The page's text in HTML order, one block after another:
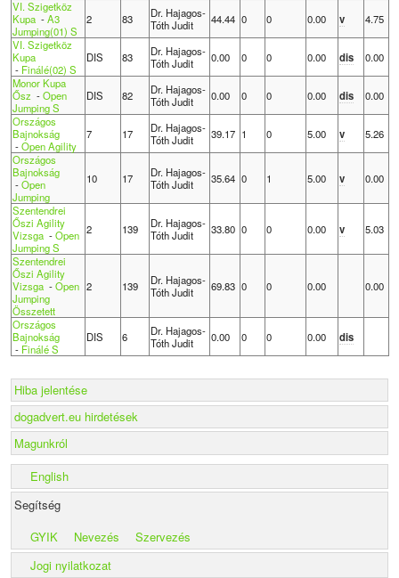
VI. Szigetköz
Kupa-A3
Jumping(01) S
2 83
Dr. Hajagos-
Tóth Judit
44.44 0 0 0.00 v
4.75
VI. Szigetköz
Kupa
- Finálé(02) S
DIS 83
Dr. Hajagos-
Tóth Judit
0.00 0 0 0.00 dis
0.00
Monor Kupa
Ősz-Open
Jumping S
DIS 82
Dr. Hajagos-
Tóth Judit
0.00 0 0 0.00 dis
0.00
Országos
Bajnokság
-Open Agility
7 17
Dr. Hajagos-
Tóth Judit
39.17 1 0 5.00 v
5.26
Országos
Bajnokság
-Open
Jumping
10 17
Dr. Hajagos-
Tóth Judit
35.64 0 1 5.00 v 0.00
Szentendrei
Őszi Agility
Vizsga-Open
Jumping S
2 139
Dr. Hajagos-
Tóth Judit
33.80 0 0 0.00 v 5.03
Szentendrei
Őszi Agility
Vizsga-Open
Jumping
Összetett
2 139
Dr. Hajagos-
Tóth Judit
69.83 0 0 0.00 0.00
Országos
Bajnokság
- Finálé S
DIS 6
Dr. Hajagos-
Tóth Judit
0.00 0 0 0.00 dis
Hiba jelentése
dogadvert.eu hirdetések
Magunkról
English
Segítség
GYIK
Nevezés
Szervezés
Jogi nyilatkozat